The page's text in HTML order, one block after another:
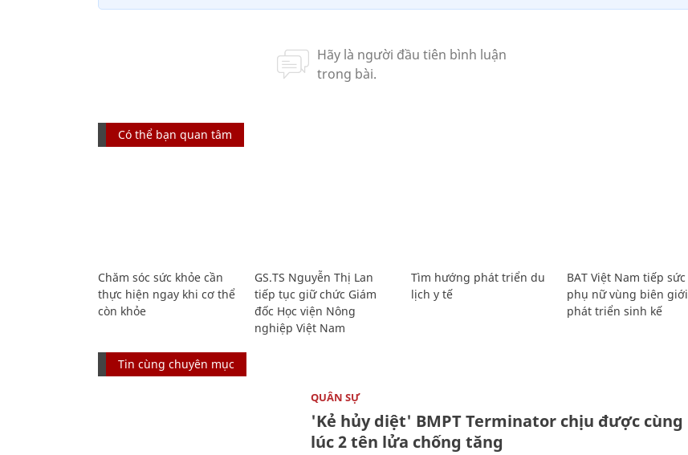
Có thể bạn quan tâm
Chăm sóc sức khỏe cần
thực hiện ngay khi cơ thể
còn khỏe
GS.TS Nguyễn Thị Lan
tiếp tục giữ chức Giám
đốc Học viện Nông
nghiệp Việt Nam
Tìm hướng phát triển du
lịch y tế
BAT Việt Nam tiếp sức
phụ nữ vùng biên giới
phát triển sinh kế
Tin cùng chuyên mục
QUÂN SỰ
'Kẻ hủy diệt' BMPT Terminator chịu được cùng
lúc 2 tên lửa chống tăng